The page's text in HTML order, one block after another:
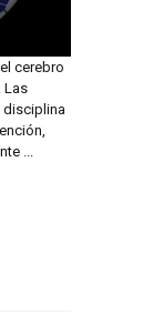
cerebro
Las
disciplina
...